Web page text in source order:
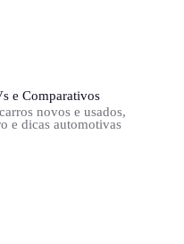
e Comparativos
novos e usados,
e dicas automotivas